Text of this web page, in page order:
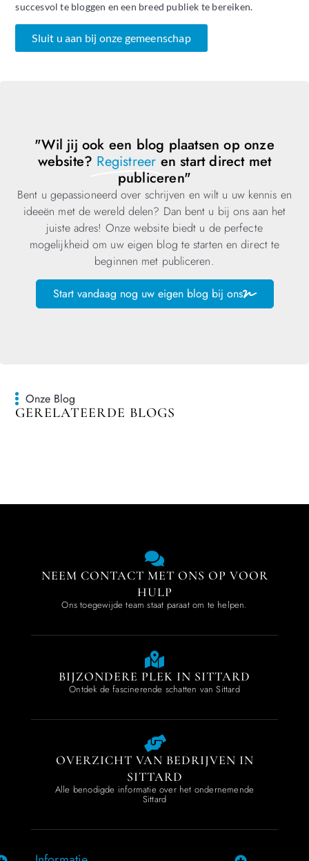
succesvol te bloggen en een breed publiek te bereiken.
Sluit u aan bij onze gemeenschap
"Wil jij ook een blog plaatsen op onze
website? Registreer en start direct met
publiceren"
Bent u gepassioneerd over schrijven en wilt u uw kennis en
ideeën met de wereld delen? Dan bent u bij ons aan het
juiste adres! Onze website biedt u de perfecte
mogelijkheid om uw eigen blog te starten en direct te
beginnen met publiceren.
Start vandaag nog uw eigen blog bij ons
Onze Blog
GERELATEERDE BLOGS
NEEM CONTACT MET ONS OP VOOR
HULP
Ons toegewijde team staat paraat om te helpen.
BIJZONDERE PLEK IN SITTARD
Ontdek de fascinerende schatten van Sittard
OVERZICHT VAN BEDRIJVEN IN
SITTARD
Alle benodigde informatie over het ondernemende
Sittard